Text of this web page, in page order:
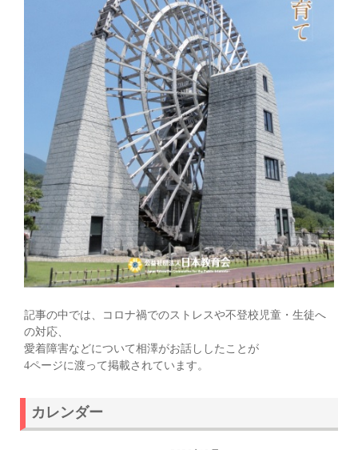
記事の中では、コロナ禍でのストレスや不登校児童・生徒へ
の対応、
愛着障害などについて相澤がお話ししたことが
4ページに渡って掲載されています。
カレンダー